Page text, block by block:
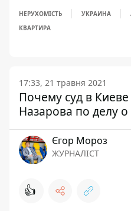
НЕРУХОМІСТЬ УКРАИНА
КВАРТИРА
17:33, 21 травня 2021
Почему суд в
Назарова по делу
Єгор Мороз
ЖУРНАЛІСТ
👍